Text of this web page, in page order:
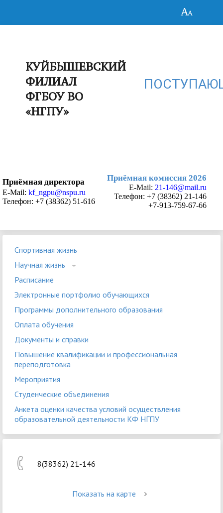
КУЙБЫШЕВСКИЙ
ФИЛИАЛ
ФГБОУ ВО
«НГПУ»
Приёмная директора
E-Mail: kf_ngpu@nspu.ru
Телефон: +7 (38362) 51-616
Приёмная комиссия 2026
E-Mail: 21-146@mail.ru
Телефон: +7 (38362) 21-146
+7-913-759-67-66
Спортивная жизнь
Научная жизнь
Расписание
Электронные портфолио обучающихся
Программы дополнительного образования
Оплата обучения
Документы и справки
Повышение квалификации и профессиональная
переподготовка
Мероприятия
Студенческие объединения
Анкета оценки качества условий осуществления
образовательной деятельности КФ НГПУ
8(38362) 21-146
Показать на карте